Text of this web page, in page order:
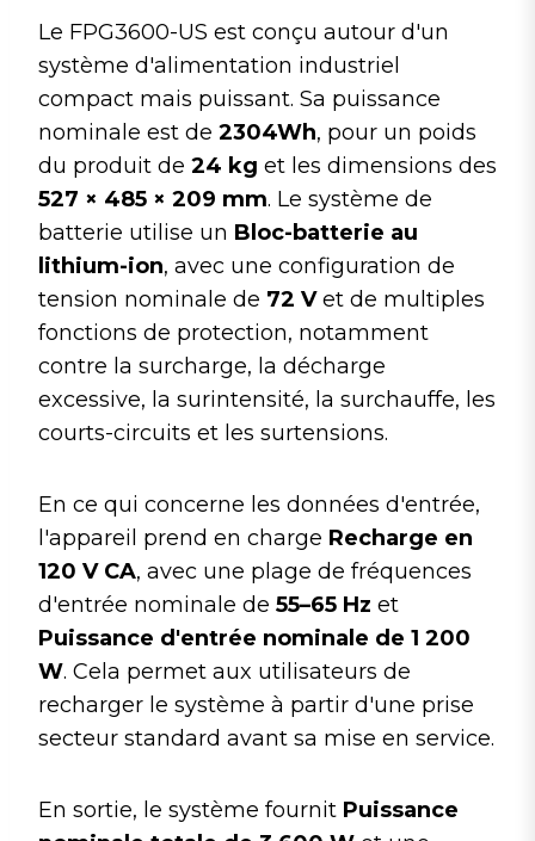
Le FPG3600-US est conçu autour d'un
système d'alimentation industriel
compact mais puissant. Sa puissance
nominale est de 2304Wh, pour un poids
du produit de 24 kg et les dimensions des
527 × 485 × 209 mm. Le système de
batterie utilise un Bloc-batterie au
lithium-ion, avec une configuration de
tension nominale de 72 Vet de multiples
fonctions de protection, notamment
contre la surcharge, la décharge
excessive, la surintensité, la surchauffe, les
courts-circuits et les surtensions.
En ce qui concerne les données d'entrée,
l'appareil prend en charge Recharge en
120 V CA, avec une plage de fréquences
d'entrée nominale de 55–65 Hz et
Puissance d'entrée nominale de 1 200
W. Cela permet aux utilisateurs de
recharger le système à partir d'une prise
secteur standard avant sa mise en service.
En sortie, le système fournit Puissance